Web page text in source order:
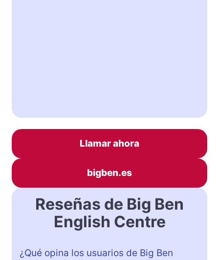
Llamar ahora
bigben.es
Reseñas de Big Ben
English Centre
¿Qué opina los usuarios de Big Ben